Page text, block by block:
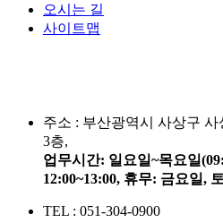
오시는 길
사이트맵
주소 : 부산광역시 사상구 사
3층,
업무시간: 일요일~목요일
12:00~13:00, 휴무: 금요일,
TEL : 051-304-0900